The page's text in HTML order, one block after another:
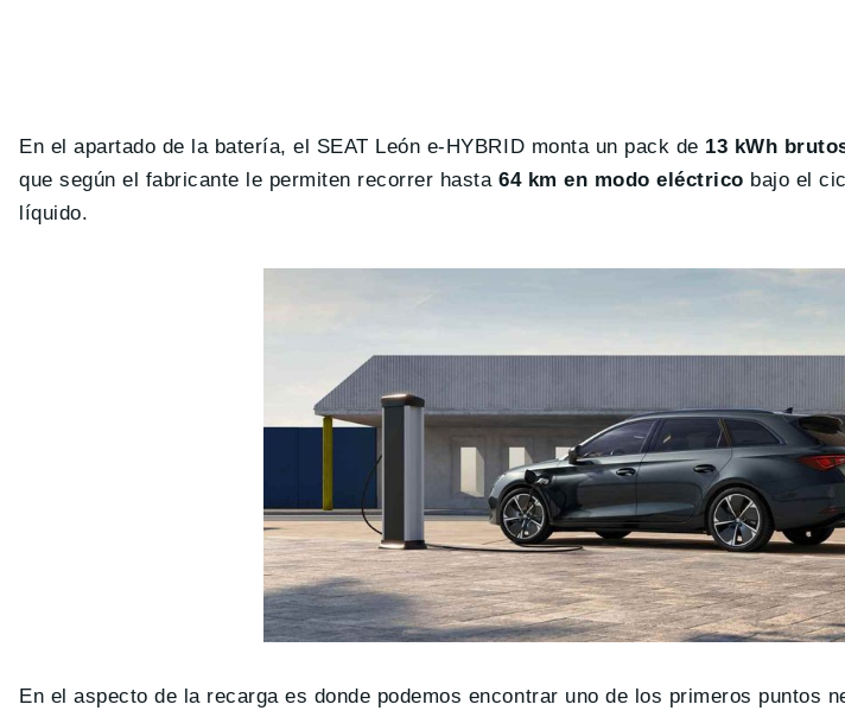
En el apartado de la batería, el SEAT León e-HYBRID monta un pack de 13 kWh
que según el fabricante le permiten recorrer hasta64 km en modo eléctrico bajo el
líquido.
En el aspecto de la recarga es donde podemos encontrar uno de los primeros puntos